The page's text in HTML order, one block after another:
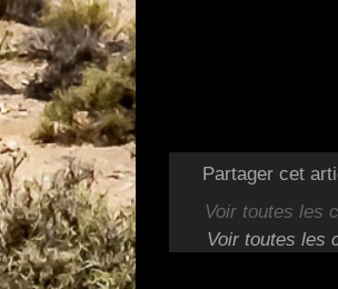
Partager cet
Voir toutes les
Voir toutes les